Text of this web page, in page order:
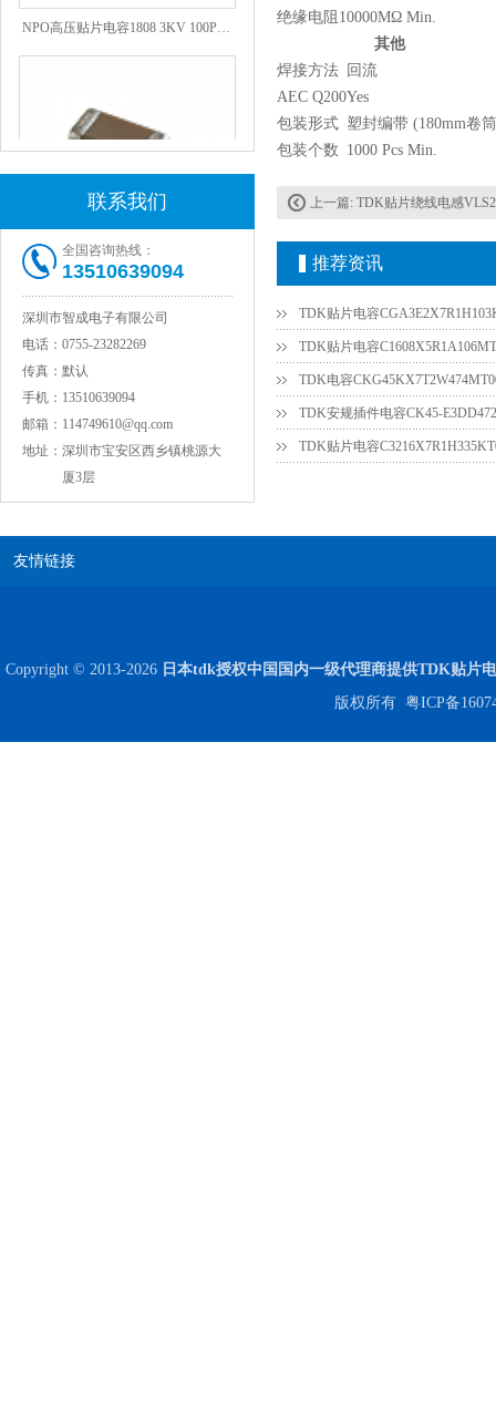
联系我们
全国咨询热线：
13510639094
深圳市智成电子有限公司
电话： 0755-23282269
传真： 默认
手机： 13510639094
邮箱： 114749610@qq.com
地址： 深圳市宝安区西乡镇桃源大
厦3层
绝缘电阻 10000MΩ Min.
其他
焊接方法 回流
AEC Q200Yes
包装形式 塑封编带 (180mm卷
包装个数 1000 Pcs Min.
上一篇: TDK贴片绕线电感
推荐资讯
TDK贴片电容
TDK贴片电容
TDK电容
TDK贴片电容
友情链接
Copyright © 2013-2026 日本tdk授权中国国内一级代理商提供TDK贴片
版权所有 粤ICP备